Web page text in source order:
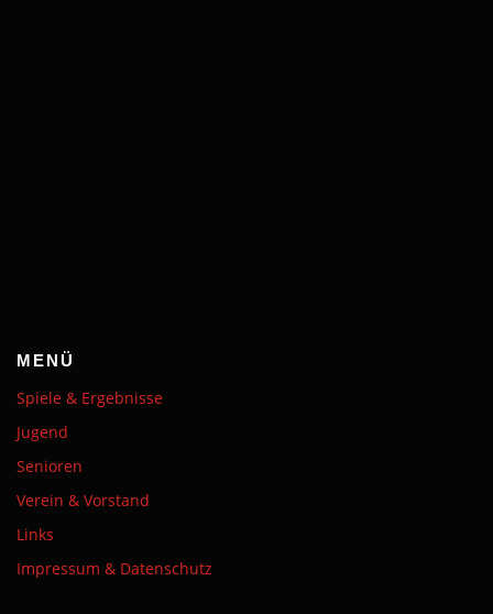
MENÜ
Spiele & Ergebnisse
Jugend
Senioren
Verein & Vorstand
Links
Impressum & Datenschutz